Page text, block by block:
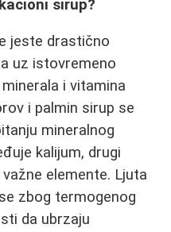
sirup?
jeste drastično
uz istovremeno
i vitamina
i palmin sirup se
mineralnog
kalijum, drugi
elemente. Ljuta
zbog termogenog
da ubrzaju